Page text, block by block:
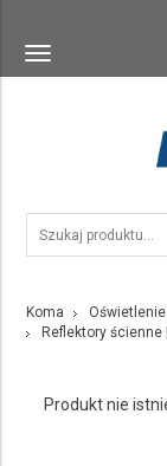
Toggle
navigation
Koma
Reflektory ścienne
Produkt nie